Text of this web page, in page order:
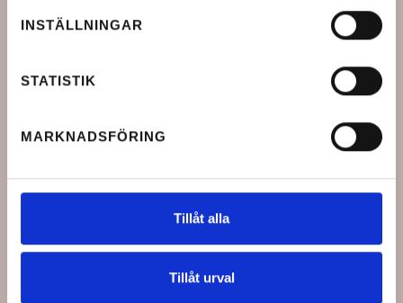
INSTÄLLNINGAR
STATISTIK
MARKNADSFÖRING
Tillåt alla
Tillåt urval